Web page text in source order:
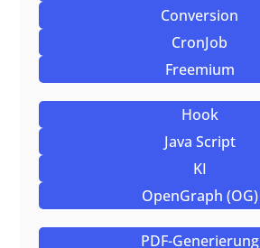
Conversion
CronJob
Freemium
Hook
Java Script
KI
OpenGraph (OG)
PDF-Generierung